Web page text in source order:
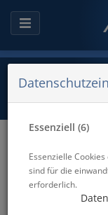
Angebote
Essenziell (6)
Essenzielle
sind für die
erforderlich.